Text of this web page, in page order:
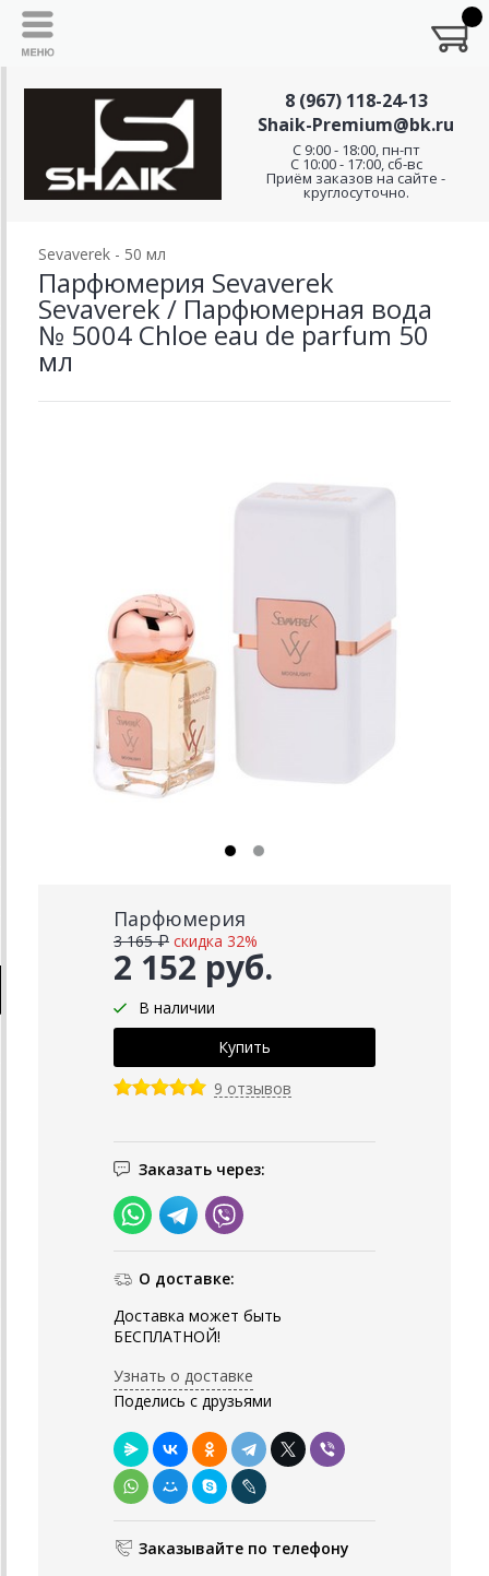
8 (967) 118-24-13
Shaik-Premium@bk.ru
C 9:00 - 18:00, пн-пт
С 10:00 - 17:00, сб-вс
Приём заказов на сайте -
круглосуточно.
Sevaverek - 50 мл
Парфюмерия Sevaverek
Sevaverek / Парфюмерная вода
№ 5004 Chloe eau de parfum 50
мл
Парфюмерия
2 152 руб.
3 165 ₽ скидка 32%
В наличии
9 отзывов
Заказать через:
О доставке:
Доставка может быть
БЕСПЛАТНОЙ!
Узнать о доставке
Поделись с друзьями
Заказывайте по телефону